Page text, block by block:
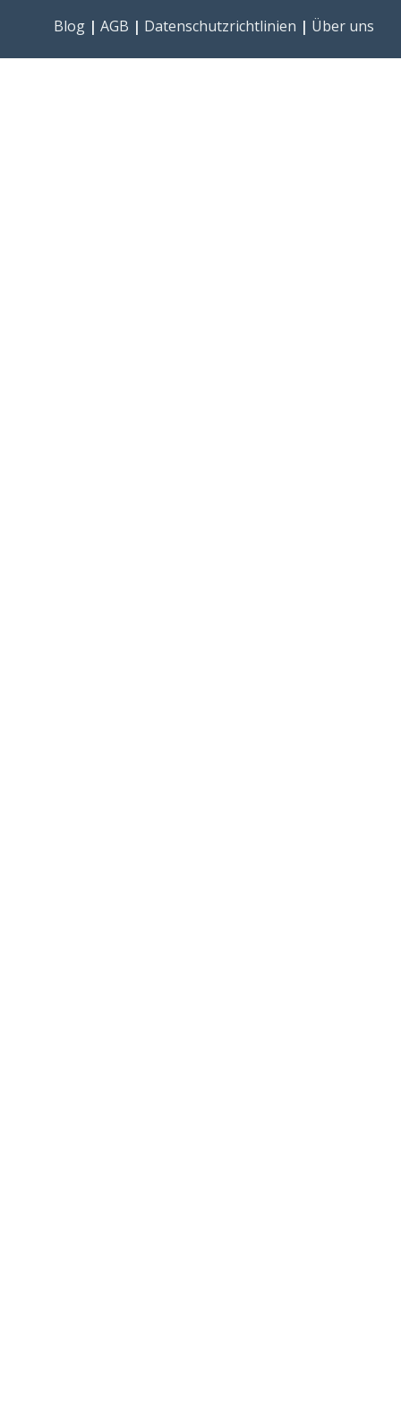
Blog | AGB | Datenschutzrichtlinien | Über uns